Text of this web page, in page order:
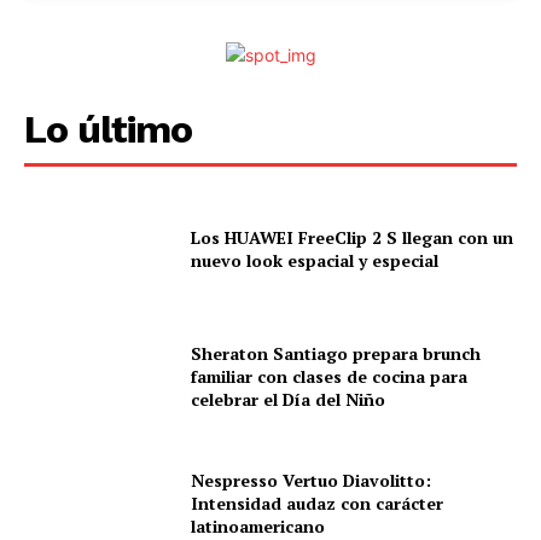
Lo último
Los HUAWEI FreeClip 2 S llegan con un
nuevo look espacial y especial
Sheraton Santiago prepara brunch
familiar con clases de cocina para
celebrar el Día del Niño
Nespresso Vertuo Diavolitto:
Intensidad audaz con carácter
latinoamericano